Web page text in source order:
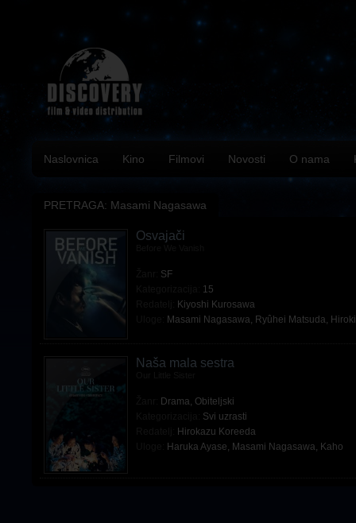
Naslovnica Kino Filmovi Novosti O nama
PRETRAGA: Masami Nagasawa
Osvajači
SF
15
Kiyoshi Kurosawa
Masami Nagasawa, Ryûhei Matsuda,
Naša mala sestra
Drama, Obiteljski
Svi uzrasti
Hirokazu Koreeda
Haruka Ayase, Masami Nagasawa, Kaho